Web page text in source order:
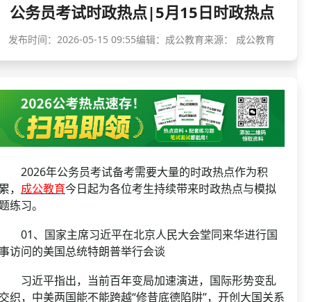
准考证打印
考试政策
成绩查询
分数线
资格复审
面试补录
公务员课程
三支一扶考试
警察/辅警考试
教师资格/教师编制
国企/银行考试
公务员考试时政热点|5月15日时政热点
发布时间： 2026-05-15 09:55编辑：成公教育来源： 成公教育
年公务员考试备考需要大量的时政热点作为积
， 成公教育今日起为各位考生持续带来时政热点与模拟
练习。
、国家主席习近平在北京人民大会堂同来华进行国
访问的美国总统特朗普举行会谈
近平指出，当前百年变局加速演进，国际形势变乱
织，中美两国能不能跨越“修昔底德陷阱”，开创大国关系